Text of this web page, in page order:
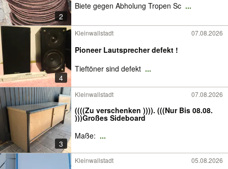
2
Biete gegen Abholung Tropen Sc ...
4
Kleinwallstadt 07.08.2026
Pioneer Lautsprecher defekt !
Tieftöner sind defekt ...
3
Kleinwallstadt 07.08.2026
((((Zu verschenken )))). (((Nur Bis 08.08.
)))Großes Sideboard
Maße: ...
Kleinwallstadt 05.08.2026